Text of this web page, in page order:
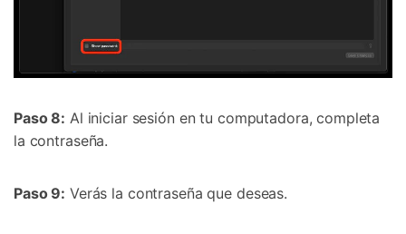
Paso 8: Al iniciar sesión en tu computadora, completa
la contraseña.
Paso 9: Verás la contraseña que deseas.